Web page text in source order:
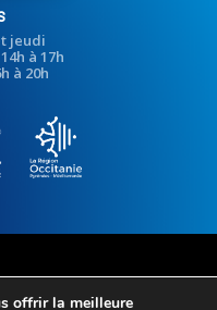
jeudi
à 17h
à 20h
offrir la meilleure